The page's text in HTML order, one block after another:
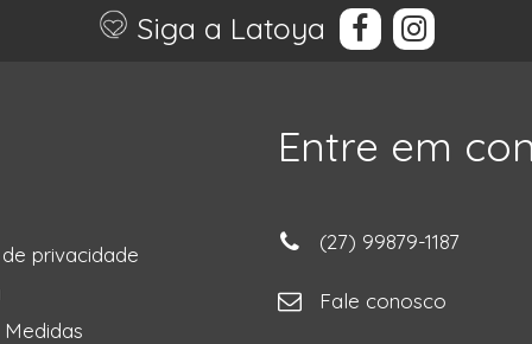
Siga a Latoya
privacidade
Medidas
Entre em
(27) 99879-1187
Fale conosco